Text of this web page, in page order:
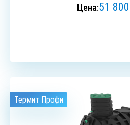
Цена:51 800
Термит Профи